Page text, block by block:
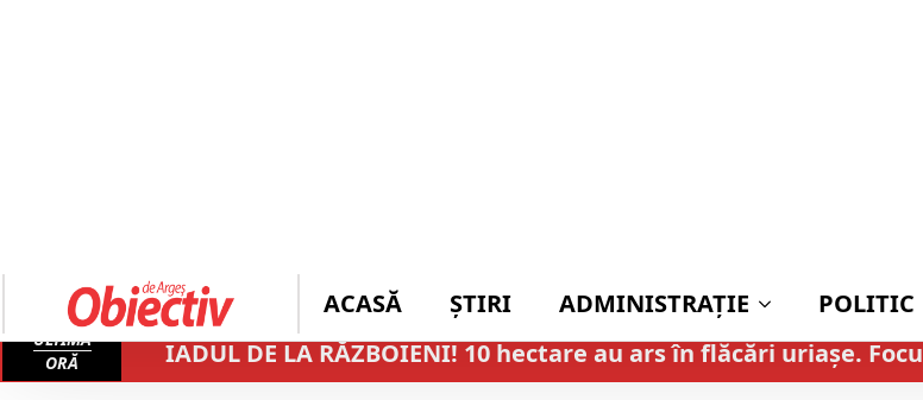
ULTIMĂ
ORĂ
IADUL DE LA RĂZBOIENI! 10 hectare au ars în flăcări uriașe.